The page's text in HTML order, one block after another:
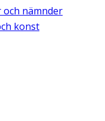
och nämnder
konst